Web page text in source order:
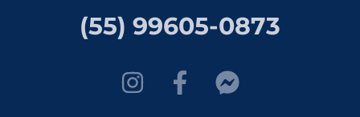
(55) 99605-0873